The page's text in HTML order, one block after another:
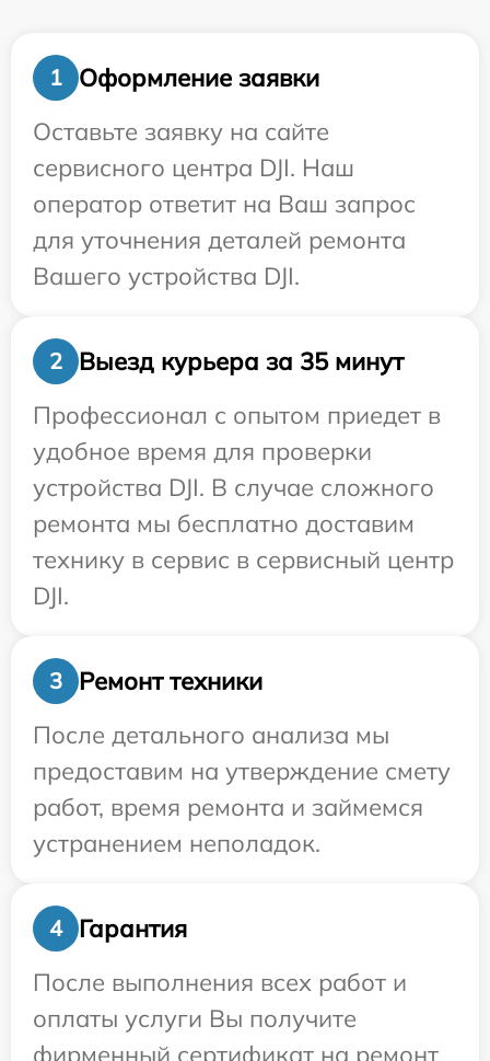
1
Оформление заявки
Оставьте заявку на сайте
сервисного центра DJI. Наш
оператор ответит на Ваш запрос
для уточнения деталей ремонта
Вашего устройства DJI.
2
Выезд курьера за 35 минут
Профессионал с опытом приедет в
удобное время для проверки
устройства DJI. В случае сложного
ремонта мы бесплатно доставим
технику в сервис в сервисный центр
DJI.
3
Ремонт техники
После детального анализа мы
предоставим на утверждение смету
работ, время ремонта и займемся
устранением неполадок.
4
Гарантия
После выполнения всех работ и
оплаты услуги Вы получите
фирменный сертификат на ремонт